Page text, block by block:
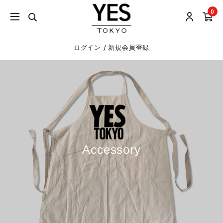
0
ログイン / 新規会員登録
Accessory